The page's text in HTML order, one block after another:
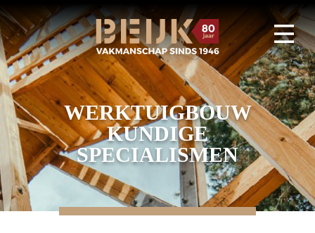
WERKTUIGBOUW
KUNDIGE
SPECIALISMEN